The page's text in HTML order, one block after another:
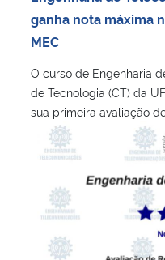
Ministério da Mulher, da Família e
Secretaria-Geral
Secretaria de Governo
Gabinete de Segurança
Advocacia-Geral da União
Banco Central do Brasil
ganha nota máxima
MEC
O curso de Engenharia
de Tecnologia (CT) da
sua primeira avaliação